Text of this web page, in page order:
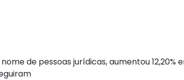
de pessoas jurídicas, aumentou 12,20%